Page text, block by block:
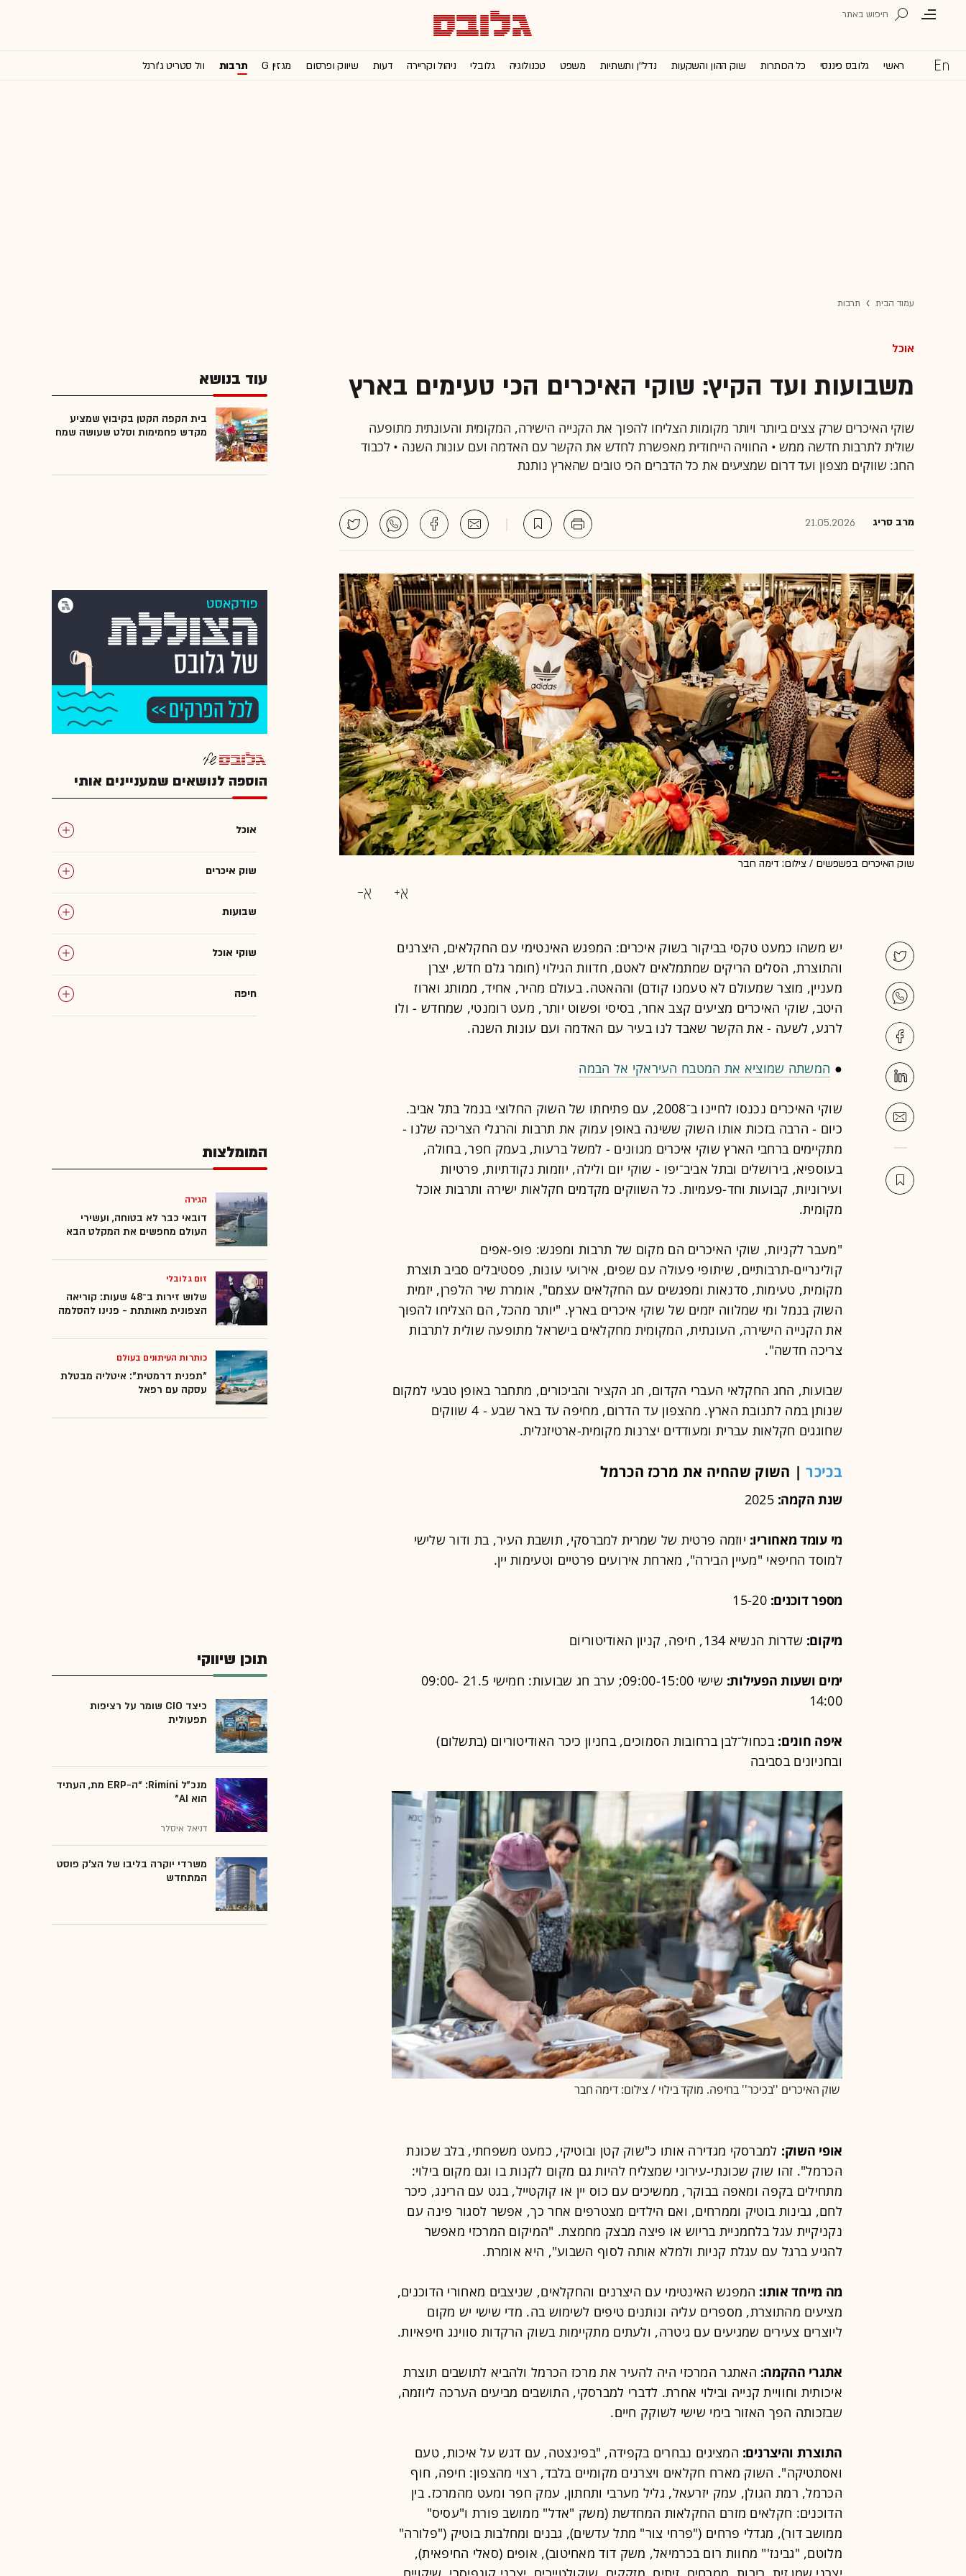
ראשי גלובס פיננסי כל הכותרות שוק ההון והשקעות נדל''ן ותשתיות משפט טכנולוגיה גלובלי ניהול וקריירה דעות שיווק ופרסום מגזין G תרבות וול סטריט ג'ורנל
עמוד הבית תרבות
אוכל
משבועות ועד הקיץ: שוקי האיכרים הכי טעימים בארץ
שוקי האיכרים שרק צצים ביותר ויותר מקומות הצליחו להפוך את הקנייה הישירה, המקומית והעונתית מתופעה
שולית לתרבות חדשה ממש • החוויה הייחודית מאפשרת לחדש את הקשר עם האדמה ועם עונות השנה • לכבוד
החג: שווקים מצפון ועד דרום שמציעים את כל הדברים הכי טובים שהארץ נותנת
מרב סריג 21.05.2026
שוק האיכרים בפשפשים / צילום: דימה חבר
יש משהו כמעט טקסי בביקור בשוק איכרים: המפגש האינטימי עם החקלאים, היצרנים
והתוצרת, הסלים הריקים שמתמלאים לאטם, חדוות הגילוי (חומר גלם חדש, יצרן
מעניין, מוצר שמעולם לא טעמנו קודם) וההאטה. בעולם מהיר, אחיד, ממותג וארוז
היטב, שוקי האיכרים מציעים קצב אחר, בסיסי ופשוט יותר, מעט רומנטי, שמחדש - ולו
לרגע, לשעה - את הקשר שאבד לנו בעיר עם האדמה ועם עונות השנה.
● המשתה שמוציא את המטבח העיראקי אל הבמה
שוקי האיכרים נכנסו לחיינו ב־2008, עם פתיחתו של השוק החלוצי בנמל בתל אביב.
כיום - הרבה בזכות אותו השוק ששינה באופן עמוק את תרבות והרגלי הצריכה שלנו -
מתקיימים ברחבי הארץ שוקי איכרים מגוונים - למשל ברעות, בעמק חפר, בחולה,
בעוספיא, בירושלים ובתל אביב־יפו - שוקי יום ולילה, יוזמות נקודתיות, פרטיות
ועירוניות, קבועות וחד-פעמיות. כל השווקים מקדמים חקלאות ישירה ותרבות אוכל
מקומית.
"מעבר לקניות, שוקי האיכרים הם מקום של תרבות ומפגש: פופ-אפים
קולינריים-תרבותיים, שיתופי פעולה עם שפים, אירועי עונות, פסטיבלים סביב תוצרת
מקומית, טעימות, סדנאות ומפגשים עם החקלאים עצמם", אומרת שיר הלפרן, יזמית
השוק בנמל ומי שמלווה יזמים של שוקי איכרים בארץ. "יותר מהכל, הם הצליחו להפוך
את הקנייה הישירה, העונתית, המקומית מחקלאים בישראל מתופעה שולית לתרבות
צריכה חדשה".
שבועות, החג החקלאי העברי הקדום, חג הקציר והביכורים, מתחבר באופן טבעי למקום
שנותן במה לתנובת הארץ. מהצפון עד הדרום, מחיפה עד באר שבע - 4 שווקים
שחוגגים חקלאות עברית ומעודדים יצרנות מקומית-ארטיזנלית.
בכיכר | השוק שהחיה את מרכז הכרמל
שנת הקמה: 2025
מי עומד מאחוריו: יוזמה פרטית של שמרית למברסקי, תושבת העיר, בת ודור שלישי
למוסד החיפאי "מעיין הבירה", מארחת אירועים פרטיים וטעימות יין.
מספר דוכנים:15-20
מיקום: שדרות הנשיא 134, חיפה, קניון האודיטוריום
ימים ושעות הפעילות:
שישי 09:00-15:00; ערב חג שבועות: חמישי 21.5 09:00-
14:00
איפה חונים: בכחול־לבן ברחובות הסמוכים, בחניון כיכר האודיטוריום (בתשלום)
ובחניונים בסביבה
שוק האיכרים ''בכיכר'' בחיפה. מוקד בילוי / צילום: דימה חבר
אופי השוק: למברסקי מגדירה אותו כ"שוק קטן ובוטיקי, כמעט משפחתי, בלב שכונת
הכרמל". זהו שוק שכונתי-עירוני שמצליח להיות גם מקום לקנות בו וגם מקום בילוי:
מתחילים בקפה ומאפה בבוקר, ממשיכים עם כוס יין או קוקטייל, בגט עם הרינג, כיכר
לחם, גבינות בוטיק וממרחים, ואם הילדים מצטרפים אחר כך, אפשר לסגור פינה עם
נקניקיית עגל בלחמניית בריוש או פיצה מבצק מחמצת. "המיקום המרכזי מאפשר
להגיע ברגל עם עגלת קניות ולמלא אותה לסוף השבוע", היא אומרת.
מה מייחד אותו: המפגש האינטימי עם היצרנים והחקלאים, שניצבים מאחורי הדוכנים,
מציעים מהתוצרת, מספרים עליה ונותנים טיפים לשימוש בה. מדי שישי יש מקום
ליוצרים צעירים שמגיעים עם גיטרה, ולעתים מתקיימות בשוק הרקדות סווינג חיפאיות.
אתגרי ההקמה: האתגר המרכזי היה להעיר את מרכז הכרמל ולהביא לתושבים תוצרת
איכותית וחוויית קנייה ובילוי אחרת. לדברי למברסקי, התושבים מביעים הערכה ליוזמה,
שבזכותה הפך האזור בימי שישי לשוקק חיים.
התוצרת והיצרנים: המציגים נבחרים בקפידה, "בפינצטה, עם דגש על איכות, טעם
ואסתטיקה". השוק מארח חקלאים ויצרנים מקומיים בלבד, רצוי מהצפון: חיפה, חוף
הכרמל, רמת הגולן, עמק יזרעאל, גליל מערבי ותחתון, עמק חפר ומעט מהמרכז. בין
הדוכנים: חקלאים מזרם החקלאות המחדשת (משק "אדל" ממושב פורת ו"עסיס"
ממושב דור), מגדלי פרחים ("פרחי צור" מתל עדשים), גבנים ומחלבות בוטיק ("פלורה"
מלוטם, "גבינז'" מחוות רום בכרמיאל, משק דוד מאחיטוב), אופים (סאלי החיפאית),
עוד בנושא
בית הקפה הקטן בקיבוץ שמציע
מקדש פחמימות וסלט שעושה שמח
הוספה לנושאים שמעניינים אותי
אוכל
שוק איכרים
שבועות
שוקי אוכל
חיפה
המומלצות
הגירה
דובאי כבר לא בטוחה, ועשירי
העולם מחפשים את המקלט הבא
זום גלובלי
שלוש זירות ב־48 שעות: קוריאה
הצפונית מאותתת - פנינו להסלמה
כותרות העיתונים בעולם
"תפנית דרמטית": איטליה מבטלת
עסקה עם רפאל
תוכן שיווקי
כיצד CIO שומר על רציפות
תפעולית
מנכ״ל Rimini: “ה-ERP מת, העתיד
הוא AI"
דניאל איסלר
משרדי יוקרה בליבו של הצ'ק פוסט
המתחדש